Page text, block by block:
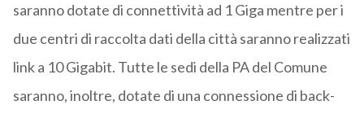
saranno dotate di connettività ad 1 Giga mentre per i
due centri di raccolta dati della città saranno realizzati
link a 10 Gigabit. Tutte le sedi della PA del Comune
saranno, inoltre, dotate di una connessione di back-